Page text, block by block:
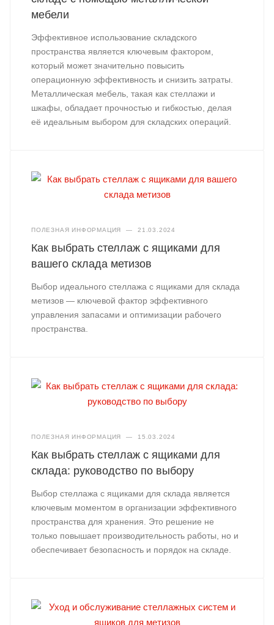
мебели
Эффективное использование складского
пространства является ключевым фактором,
который может значительно повысить
операционную эффективность и снизить затраты.
Металлическая мебель, такая как стеллажи и
шкафы, обладает прочностью и гибкостью, делая
её идеальным выбором для складских операций.
ПОЛЕЗНАЯ ИНФОРМАЦИЯ — 21.03.2024
Как выбрать стеллаж с ящиками для
вашего склада метизов
Выбор идеального стеллажа с ящиками для склада
метизов — ключевой фактор эффективного
управления запасами и оптимизации рабочего
пространства.
ПОЛЕЗНАЯ ИНФОРМАЦИЯ — 15.03.2024
Как выбрать стеллаж с ящиками для
склада: руководство по выбору
Выбор стеллажа с ящиками для склада является
ключевым моментом в организации эффективного
пространства для хранения. Это решение не
только повышает производительность работы, но и
обеспечивает безопасность и порядок на складе.